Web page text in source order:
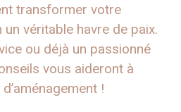
transformer votre
véritable havre de paix.
ou déjà un passionné
vous aideront à
!